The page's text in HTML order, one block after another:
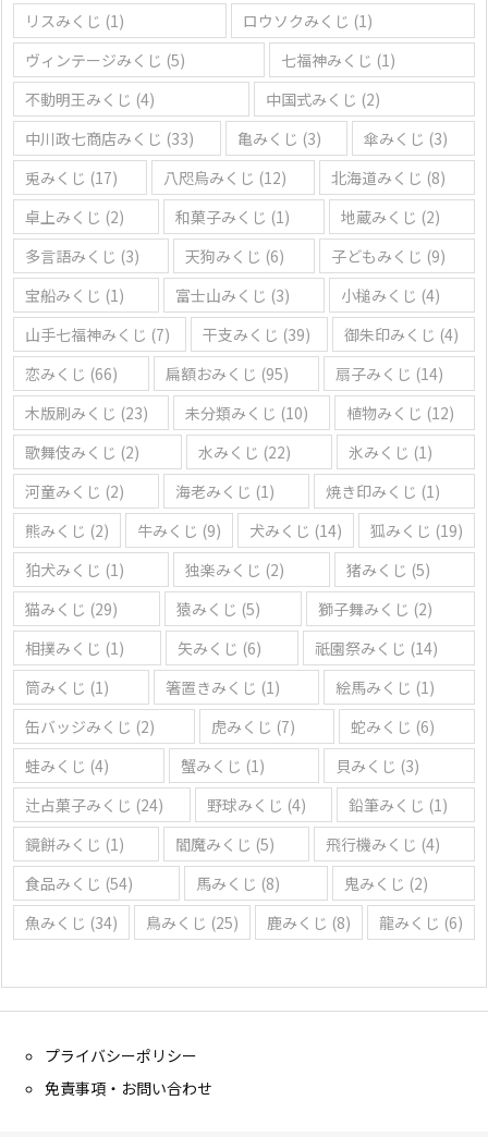
リスみくじ (1) ロウソクみくじ (1)
ヴィンテージみくじ (5) 七福神みくじ (1)
不動明王みくじ (4) 中国式みくじ (2)
中川政七商店みくじ (33) 亀みくじ (3) 傘みくじ (3)
兎みくじ (17) 八咫烏みくじ (12) 北海道みくじ (8)
卓上みくじ (2) 和菓子みくじ (1) 地蔵みくじ (2)
多言語みくじ (3) 天狗みくじ (6) 子どもみくじ (9)
宝船みくじ (1) 富士山みくじ (3) 小槌みくじ (4)
山手七福神みくじ (7) 干支みくじ (39) 御朱印みくじ (4)
恋みくじ (66) 扁額おみくじ (95) 扇子みくじ (14)
木版刷みくじ (23) 未分類みくじ (10) 植物みくじ (12)
歌舞伎みくじ (2) 水みくじ (22) 氷みくじ (1)
河童みくじ (2) 海老みくじ (1) 焼き印みくじ (1)
熊みくじ (2) 牛みくじ (9) 犬みくじ (14) 狐みくじ (19)
狛犬みくじ (1) 独楽みくじ (2) 猪みくじ (5)
猫みくじ (29) 猿みくじ (5) 獅子舞みくじ (2)
相撲みくじ (1) 矢みくじ (6) 祇園祭みくじ (14)
筒みくじ (1) 箸置きみくじ (1) 絵馬みくじ (1)
缶バッジみくじ (2) 虎みくじ (7) 蛇みくじ (6)
蛙みくじ (4) 蟹みくじ (1) 貝みくじ (3)
辻占菓子みくじ (24) 野球みくじ (4) 鉛筆みくじ (1)
鏡餅みくじ (1) 閻魔みくじ (5) 飛行機みくじ (4)
食品みくじ (54) 馬みくじ (8) 鬼みくじ (2)
魚みくじ (34) 鳥みくじ (25) 鹿みくじ (8) 龍みくじ (6)
プライバシーポリシー
免責事項・お問い合わせ